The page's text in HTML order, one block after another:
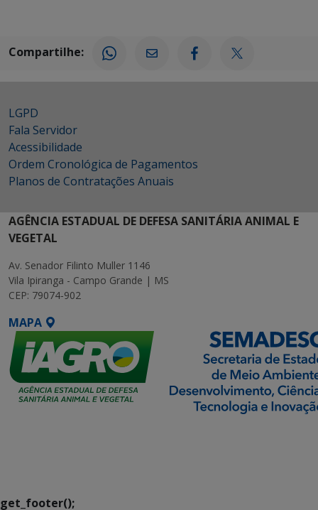
Compartilhe:
LGPD
Fala Servidor
Acessibilidade
Ordem Cronológica de Pagamentos
Planos de Contratações Anuais
AGÊNCIA ESTADUAL DE DEFESA SANITÁRIA ANIMAL E
VEGETAL
Av. Senador Filinto Muller 1146
Vila Ipiranga - Campo Grande | MS
CEP: 79074-902
MAPA
get_footer();